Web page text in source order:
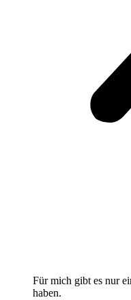
Für mich gibt es nur
haben.